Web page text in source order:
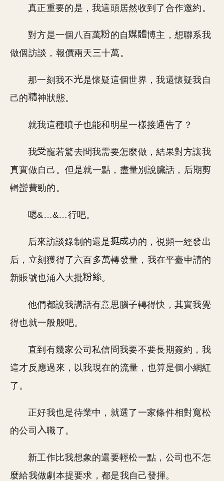
真正重要的是，我這頭居然收到了合作邀約。
對方是一個八百萬 的自
博主，想聯系我
做個訪談，報價兩天三十萬。
那一刻我不
是懷疑這個世界，我還懷疑我自
己的
神狀態。
就我這種噴子也能和明星一樣接通告了？
我
寵若驚去問我需要怎麼做，結果對方讓我
真實做自己。但是就一點，盡量別說臟話，后期剪
輯蠻費勁的。
嗯&…&…行吧。
后來訪談錄制的還是
功的，視頻一經發出
后，立刻獲得了六百多萬轉發量，我在平臺申請的
新賬號也涌
大批 。
他們都說我講話有意思腦子轉得快，其實我覺
得也就一般般吧。
直到有幾家公司私信問我要不要長期簽約，我
這才反應過來，以我現在的流量，也算是個小網紅
了。
正好我也是待業中，就選了一家條件相對寬松
的公司
職了。
新工作比我想象的還要輕松一點，公司也不怎
麼給我做劇本提要求，都是我自己發揮。